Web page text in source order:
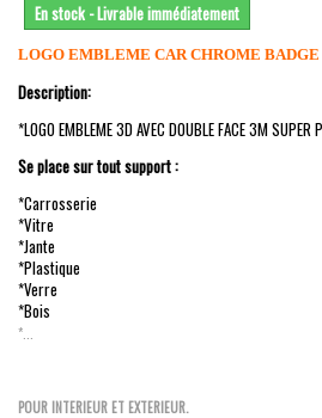
En stock - Livrable immédiatement
LOGO EMBLEME CAR CHROME BADGE
Description:
*LOGO EMBLEME 3D AVEC DOUBLE FACE 3M SUPER
Se place sur tout support :
*Carrosserie
*Vitre
*Jante
*Plastique
*Verre
*Bois
*...
POUR INTERIEUR ET EXTERIEUR.